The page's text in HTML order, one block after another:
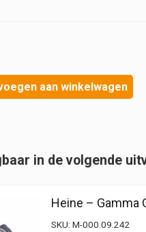
aan winkelwagen
in de volgende
Heine – Gamma
SKU:M-000.09.242